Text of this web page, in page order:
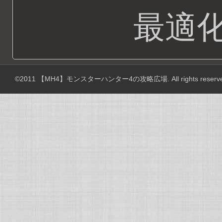
最適
©2011 【MH4】モンスターハンター4の攻略広場 . All rights